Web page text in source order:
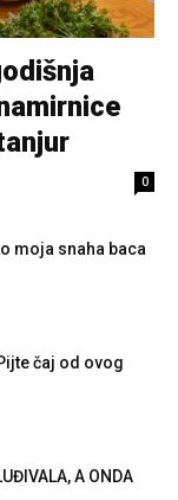
0
moja snaha baca
Pijte čaj od ovog
A ONDA